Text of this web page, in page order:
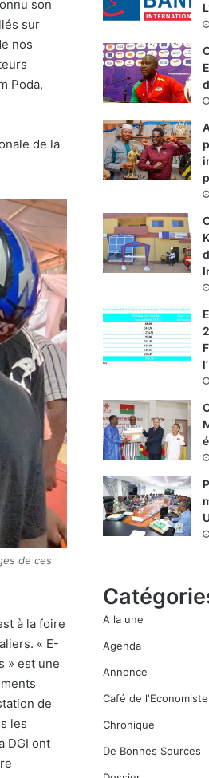
son
sur
nos
Poda,
de la
de ces
à la foire
« E-
» est une
de
les
DGI ont
A la une
Agenda
Annonce
Café de l'Economiste
Chronique
De Bonnes Sources